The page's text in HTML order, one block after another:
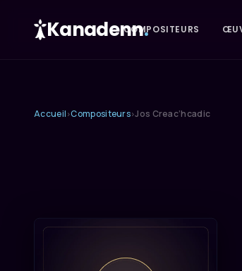
Kanadenn.
COMPOSITEURS
Accueil ›Compositeurs›Jos Creac’hcadic